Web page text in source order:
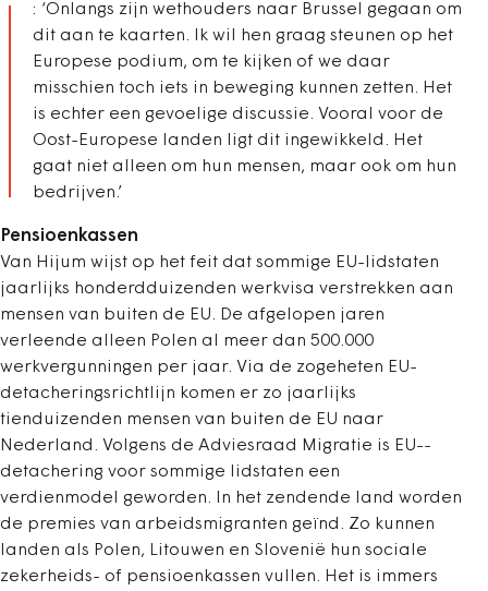
: ‘Onlangs zijn wethouders naar Brussel gegaan om
dit aan te kaarten. Ik wil hen graag steunen op het
Europese podium, om te kijken of we daar
misschien toch iets in beweging kunnen zetten. Het
is echter een gevoelige discussie. Vooral voor de
Oost-Europese landen ligt dit ingewikkeld. Het
gaat niet alleen om hun mensen, maar ook om hun
bedrijven.’
Pensioenkassen
Van Hijum wijst op het feit dat sommige EU-lidstaten
jaarlijks honderdduizenden werkvisa verstrekken aan
mensen van buiten de EU. De afgelopen jaren
verleende alleen Polen al meer dan 500.000
werkvergunningen per jaar. Via de zogeheten EU-
detacheringsrichtlijn komen er zo jaarlijks
tienduizenden mensen van buiten de EU naar
Nederland. Volgens de Adviesraad Migratie is EU-­
detachering voor sommige lidstaten een
verdienmodel geworden. In het zendende land worden
de premies van arbeidsmigranten geïnd. Zo kunnen
landen als Polen, Litouwen en Slovenië hun sociale
zekerheids- of pensioenkassen vullen. Het is immers